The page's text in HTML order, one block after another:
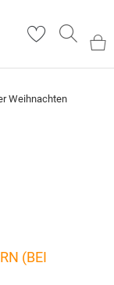
Weihnachten
(BEI